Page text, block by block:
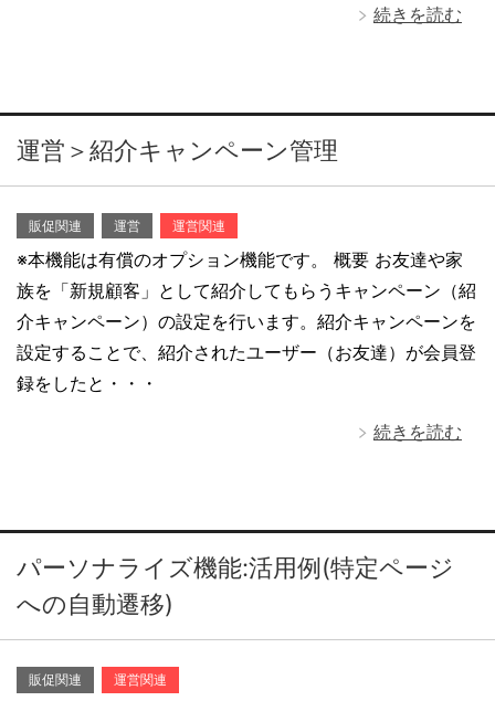
続きを読む
運営＞紹介キャンペーン管理
販促関連 運営 運営関連
※本機能は有償のオプション機能です。 概要 お友達や家
族を「新規顧客」として紹介してもらうキャンペーン（紹
介キャンペーン）の設定を行います。紹介キャンペーンを
設定することで、紹介されたユーザー（お友達）が会員登
録をしたと・・・
続きを読む
パーソナライズ機能:活用例(特定ページ
への自動遷移)
販促関連 運営関連